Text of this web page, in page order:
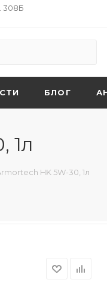
308Б
БЛОГ
1л
HK 5W-30, 1л